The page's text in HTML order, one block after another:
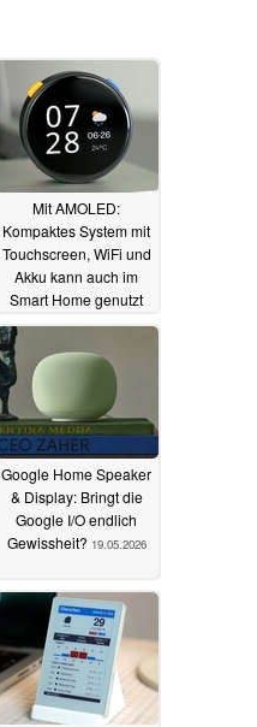
Mit AMOLED:
Kompaktes System mit
Touchscreen, WiFi und
Akku kann auch im
Smart Home genutzt
werden23.05.2026
Google Home Speaker
& Display: Bringt die
Google I/O endlich
Gewissheit? 19.05.2026